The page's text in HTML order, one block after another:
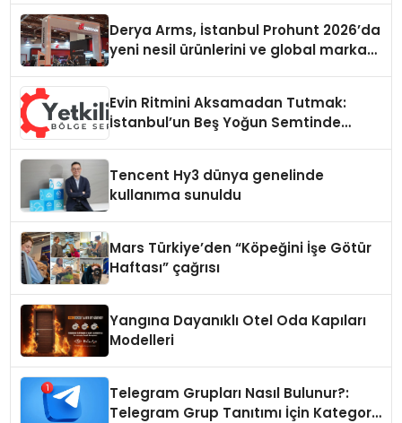
Derya Arms, İstanbul Prohunt 2026’da
yeni nesil ürünlerini ve global marka
Evin Ritmini Aksamadan Tutmak:
İstanbul’un Beş Yoğun Semtinde
Tencent Hy3 dünya genelinde
kullanıma sunuldu
Mars Türkiye’den “Köpeğini İşe Götür
Haftası” çağrısı
Yangına Dayanıklı Otel Oda Kapıları
Modelleri
Telegram Grupları Nasıl Bulunur?:
Telegram Grup Tanıtımı İçin Kategori